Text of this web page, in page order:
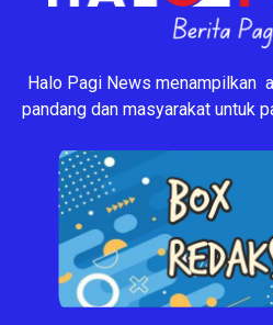
Halo Pagi News menampilkan
pandang dan masyarakat untuk